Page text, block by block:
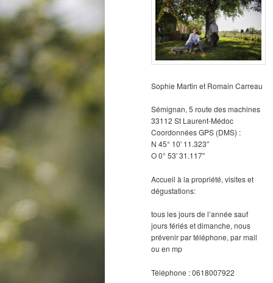
Sophie Martin et Romain Carreau
Sémignan, 5 route des machines
33112 St Laurent-Médoc
Coordonnées GPS (DMS) :
N 45° 10′ 11.323″
O 0° 53′ 31.117″
Accueil à la propriété, visites et
dégustations:
tous les jours de l’année sauf
jours fériés et dimanche, nous
prévenir par téléphone, par mail
ou en mp
Téléphone : 0618007922